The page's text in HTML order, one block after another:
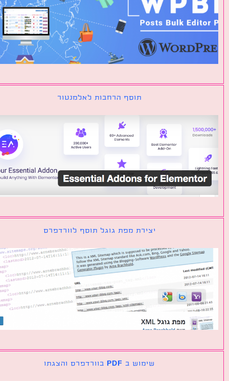
תוסף הרחבות לאלמנטור
יצירת מפת גוגל תוסף לוורדפרס
שימוש ב PDF בוורדפרס והצגתו